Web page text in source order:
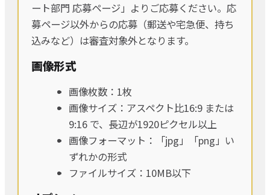
ート部門 応募ページ」よりご応募ください。応
募ページ以外からの応募（郵送や宅急便、持ち
込みなど）は審査対象外となります。
画像形式
画像枚数：1枚
画像サイズ：アスペクト比16:9 または
9:16 で、長辺が1920ピクセル以上
画像フォーマット：「jpg」「png」い
ずれかの形式
ファイルサイズ：10MB以下